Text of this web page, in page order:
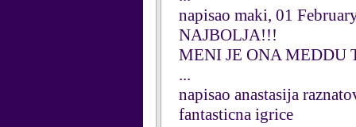
napisao maki, 01
NAJBOLJA!!!
MENI JE ONA MEDDU
...
napisao anastasija
fantasticna igrice